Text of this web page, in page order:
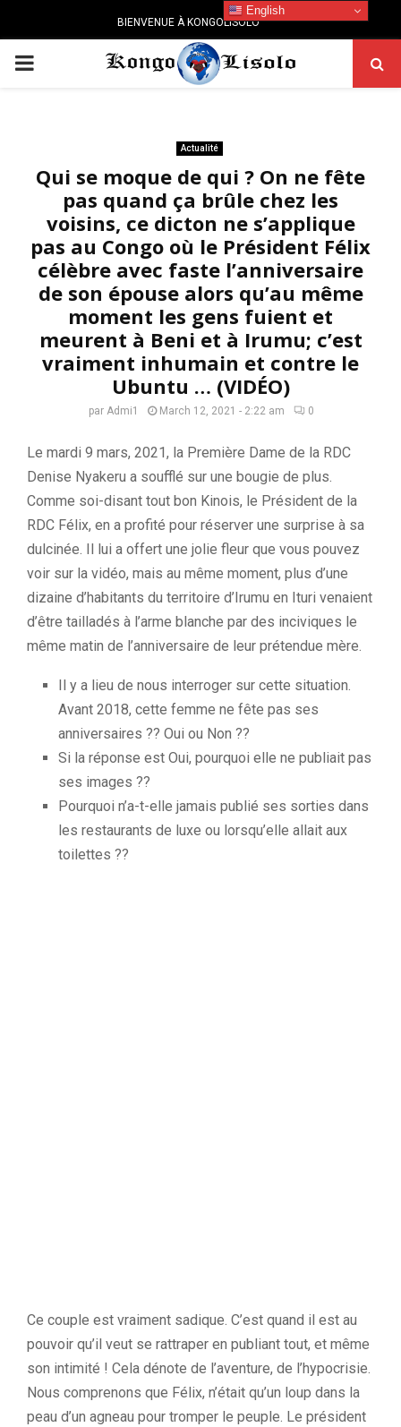
BIENVENUE À KONGOLISOLO
PRIMARY
Actualité
Qui se moque de qui ? On ne fête
pas quand ça brûle chez les
voisins, ce dicton ne s’applique
pas au Congo où le Président Félix
célèbre avec faste l’anniversaire
de son épouse alors qu’au même
moment les gens fuient et
meurent à Beni et à Irumu; c’est
vraiment inhumain et contre le
Ubuntu … (VIDÉO)
par Admi1 March 12, 2021 - 2:22 am 0
Le mardi 9 mars, 2021, la Première Dame de la RDC
Denise Nyakeru a soufflé sur une bougie de plus.
Comme soi-disant tout bon Kinois, le Président de la
RDC Félix, en a profité pour réserver une surprise à sa
dulcinée. Il lui a offert une jolie fleur que vous pouvez
voir sur la vidéo, mais au même moment, plus d’une
dizaine d’habitants du territoire d’Irumu en Ituri venaient
d’être tailladés à l’arme blanche par des inciviques le
même matin de l’anniversaire de leur prétendue mère.
Il y a lieu de nous interroger sur cette situation.
Avant 2018, cette femme ne fête pas ses
anniversaires ?? Oui ou Non ??
Si la réponse est Oui, pourquoi elle ne publiait pas
ses images ??
Pourquoi n’a-t-elle jamais publié ses sorties dans
les restaurants de luxe ou lorsqu’elle allait aux
toilettes ??
Ce couple est vraiment sadique. C’est quand il est au
pouvoir qu’il veut se rattraper en publiant tout, et même
son intimité ! Cela dénote de l’aventure, de l’hypocrisie.
Nous comprenons que Félix, n’était qu’un loup dans la
peau d’un agneau pour tromper le peuple. Le président
English